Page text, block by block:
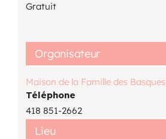
Gratuit
Lieu
Organisateur
Maison de la Famille des Basques
Téléphone
418 851-2662